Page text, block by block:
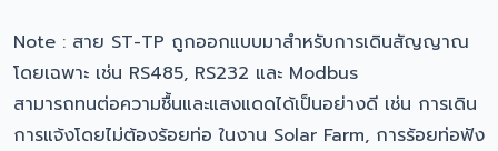
Note : สาย ST-TP ถูกออกแบบมาสำหรับการเดินสัญญาณ
โดยเฉพาะ เช่น RS485, RS232 และ Modbus
สามารถทนต่อความชื้นและแสงแดดได้เป็นอย่างดี เช่น การเดิน
การแจ้งโดยไม่ต้องร้อยท่อ ในงาน Solar Farm, การร้อยท่อฟัง